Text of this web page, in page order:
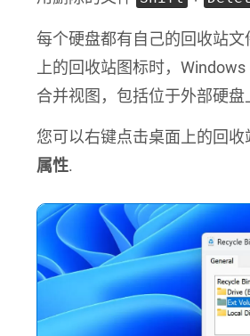
每个硬盘都有自己的回收站
上的回收站图标时，
合并视图，包括位于外部硬盘
您可以右键点击桌面上的回
属性.